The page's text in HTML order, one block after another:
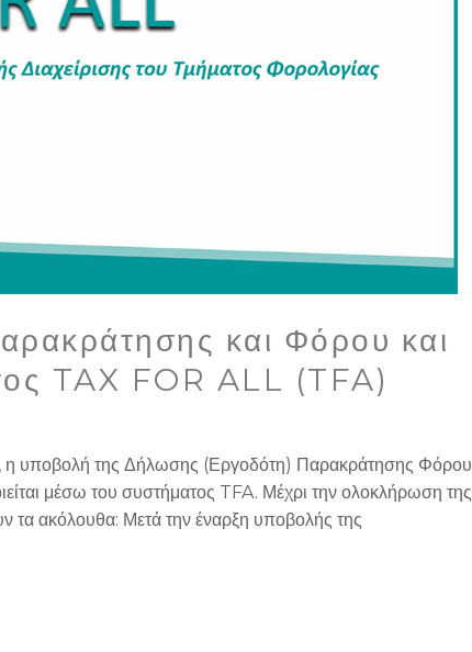
και Φόρου και
TAX FOR ALL (TFA)
η υποβολή της Δήλωσης (Εργοδότη) Παρακράτησης Φόρου
μέσω του συστήματος TFA. Μέχρι την ολοκλήρωση της
ακόλουθα: Μετά την έναρξη υποβολής της